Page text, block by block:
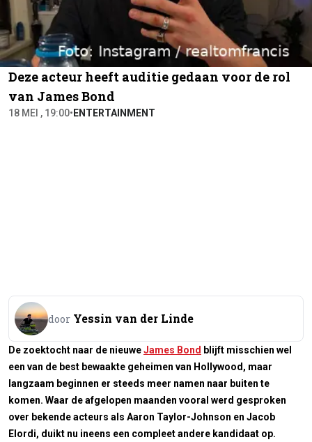
Deze acteur heeft auditie gedaan voor de rol
van James Bond
18 MEI , 19:00• ENTERTAINMENT
door Yessin van der Linde
De zoektocht naar de nieuweJames Bond blijft misschien wel
een van de best bewaakte geheimen van Hollywood, maar
langzaam beginnen er steeds meer namen naar buiten te
komen. Waar de afgelopen maanden vooral werd gesproken
over bekende acteurs als Aaron Taylor-Johnson en Jacob
Elordi, duikt nu ineens een compleet andere kandidaat op.